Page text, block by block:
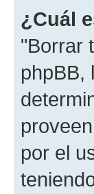
¿Cuál
"Borrar
phpBB,
por el